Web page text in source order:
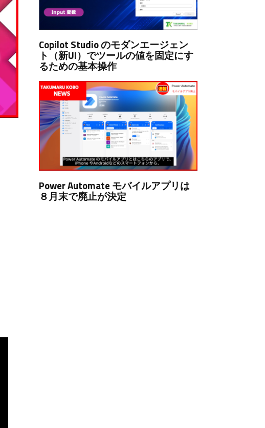
Copilot Studio のモダンエージェン
ト（新UI）でツールの値を固定にす
るための基本操作
Power Automate モバイルアプリは
８月末で廃止が決定